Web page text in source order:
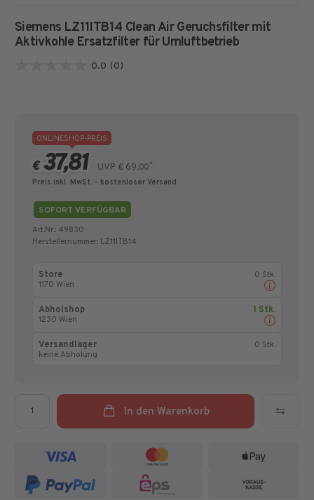
Siemens LZ11ITB14 Clean Air Geruchsfilter mit
Aktivkohle Ersatzfilter für Umluftbetrieb
0.0 (0)
ONLINESHOP-PREIS
€ 37,81 UVP € 69,00*
Preis inkl. MwSt. - kostenloser Versand
SOFORT VERFÜGBAR
Art.Nr.:49830
Herstellernummer:LZ11ITB14
Store
1170 Wien
0 Stk.
Abholshop
1230 Wien
1 Stk.
Versandlager
keine Abholung
0 Stk.
In den Warenkorb